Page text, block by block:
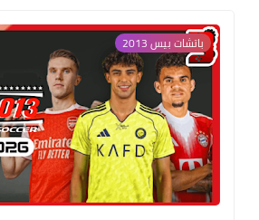
باتشات بيس 2013